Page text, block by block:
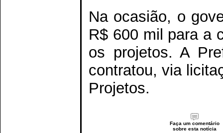
Na ocasião, o
R$ 600 mil para a
os projetos. A
contratou, via
Projetos.
Faça um comentário
sobre esta notícia